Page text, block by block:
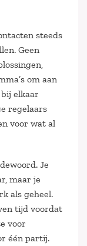
steeds
Geen
om aan
elkaar
regelaars
voor wat al
Je
maar je
als geheel.
tijd voordat
voor
één partij.